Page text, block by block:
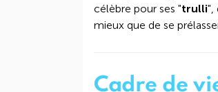
célèbre pour ses "trulli",
mieux que de se
Cadre de